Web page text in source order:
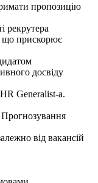
пропозицію
рекрутера
що прискорює
досвіду
Generalist-а.
від вакансій